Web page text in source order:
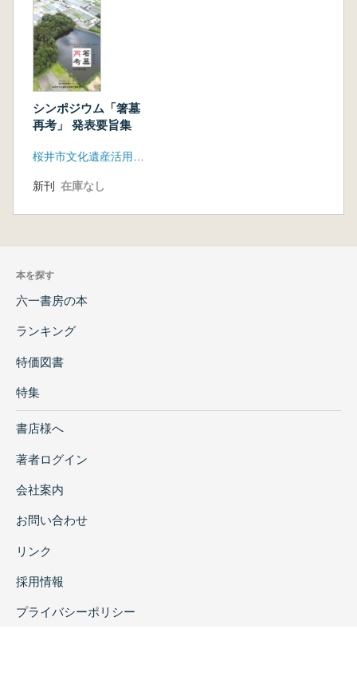
シンポジウム「箸墓
再考」 発表要旨集
新刊 在庫なし
本を探す
六一書房の本
ランキング
特価図書
特集
書店様へ
著者ログイン
会社案内
お問い合わせ
リンク
採用情報
プライバシーポリシー